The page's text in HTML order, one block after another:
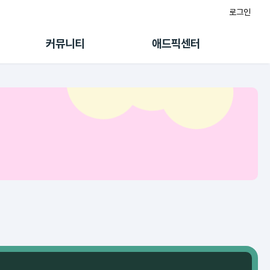
로그인
커뮤니티 애드픽센터
랭킹
초대보너스
수익 Live
멤버십 센터
마이도메인